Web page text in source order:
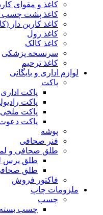
کاغذ و مقوای
کاغذ پشت چسب‌
کاغذ کاربن‌ دار
کاغذ رول
کاغذ کالک
سرنسخه پزشکی
کاغذ ترحیم
لوازم اداری و بایگانی
پاکت
پاکت اداری
پاکت
پاکت
پاکت
پوشه
فنر صحافی
طلق صحافی و
طلق پرس
طلق
فاکتور فروش
ملزومات چاپ
چسب
چسب بسته